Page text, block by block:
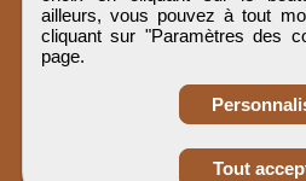
Obtenir
ailleurs, vous pouvez à tout
cliquant sur "Paramètres des
page.
Tout